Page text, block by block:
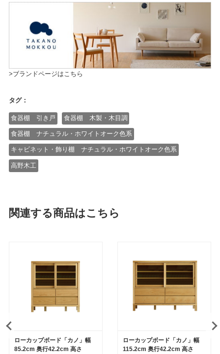
>ブランドページはこちら
タグ：
食器棚 引き戸 食器棚 木製・木目調
食器棚 ナチュラル・ホワイトオーク色系
キャビネット・飾り棚 ナチュラル・ホワイトオーク色系
高野木工
関連する商品はこちら
ローカップボード「カノ」幅
85.2cm 奥行42.2cm 高さ
ローカップボード「カノ」幅
115.2cm 奥行42.2cm 高さ